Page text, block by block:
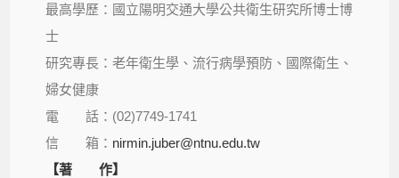
最高學歷：國立陽明交通大學公共衛生研究所博士博
士
研究專長：老年衛生學、流行病學預防、國際衛生、
婦女健康
電 話：(02)7749-1741
信 箱： nirmin.juber@ntnu.edu.tw
【著 作】